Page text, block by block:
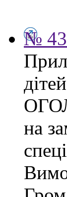
№ 43
на